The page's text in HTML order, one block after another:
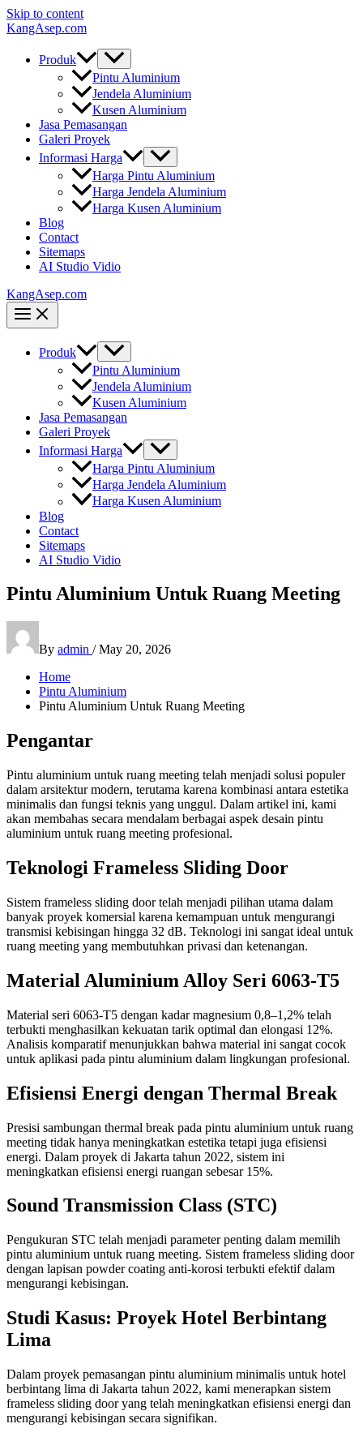
Skip to content
KangAsep.com
Produk
Pintu Aluminium
Jendela Aluminium
Kusen Aluminium
Jasa Pemasangan
Galeri Proyek
Informasi Harga
Harga Pintu Aluminium
Harga Jendela Aluminium
Harga Kusen Aluminium
Blog
Contact
Sitemaps
AI Studio Vidio
KangAsep.com
Produk
Pintu Aluminium
Jendela Aluminium
Kusen Aluminium
Jasa Pemasangan
Galeri Proyek
Informasi Harga
Harga Pintu Aluminium
Harga Jendela Aluminium
Harga Kusen Aluminium
Blog
Contact
Sitemaps
AI Studio Vidio
Pintu Aluminium Untuk Ruang Meeting
By admin /May 20, 2026
Home
Pintu Aluminium
Pintu Aluminium Untuk Ruang Meeting
Pengantar
Pintu aluminium untuk ruang meeting telah menjadi solusi populer
dalam arsitektur modern, terutama karena kombinasi antara estetika
minimalis dan fungsi teknis yang unggul. Dalam artikel ini, kami
akan membahas secara mendalam berbagai aspek desain pintu
aluminium untuk ruang meeting profesional.
Teknologi Frameless Sliding Door
Sistem frameless sliding door telah menjadi pilihan utama dalam
banyak proyek komersial karena kemampuan untuk mengurangi
transmisi kebisingan hingga 32 dB. Teknologi ini sangat ideal untuk
ruang meeting yang membutuhkan privasi dan ketenangan.
Material Aluminium Alloy Seri 6063-T5
Material seri 6063-T5 dengan kadar magnesium 0,8–1,2% telah
terbukti menghasilkan kekuatan tarik optimal dan elongasi 12%.
Analisis komparatif menunjukkan bahwa material ini sangat cocok
untuk aplikasi pada pintu aluminium dalam lingkungan profesional.
Efisiensi Energi dengan Thermal Break
Presisi sambungan thermal break pada pintu aluminium untuk ruang
meeting tidak hanya meningkatkan estetika tetapi juga efisiensi
energi. Dalam proyek di Jakarta tahun 2022, sistem ini
meningkatkan efisiensi energi ruangan sebesar 15%.
Sound Transmission Class (STC)
Pengukuran STC telah menjadi parameter penting dalam memilih
pintu aluminium untuk ruang meeting. Sistem frameless sliding door
dengan lapisan powder coating anti-korosi terbukti efektif dalam
mengurangi kebisingan.
Studi Kasus: Proyek Hotel Berbintang
Lima
Dalam proyek pemasangan pintu aluminium minimalis untuk hotel
berbintang lima di Jakarta tahun 2022, kami menerapkan sistem
frameless sliding door yang telah meningkatkan efisiensi energi dan
mengurangi kebisingan secara signifikan.